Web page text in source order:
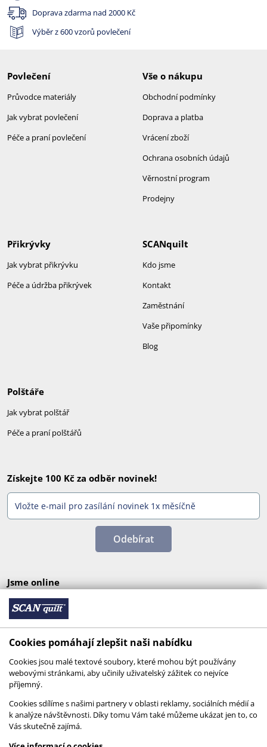
Doprava zdarma nad 2000 Kč
Výběr z 600 vzorů povlečení
Povlečení
Průvodce materiály
Jak vybrat povlečení
Péče a praní povlečení
Vše o nákupu
Obchodní podmínky
Doprava a platba
Vrácení zboží
Ochrana osobních údajů
Věrnostní program
Prodejny
SCANquilt
Kdo jsme
Kontakt
Zaměstnání
Vaše připomínky
Blog
Přikrývky
Jak vybrat přikrývku
Péče a údržba přikrývek
Polštáře
Jak vybrat polštář
Péče a praní polštářů
Získejte 100 Kč za odběr novinek!
Odebírat
Jsme online
© 2026 SCANquilt - všechna práva vyhrazena
Cookies pomáhají zlepšit naši nabídku
Cookies jsou malé textové soubory, které mohou být používány
webovými stránkami, aby učinily uživatelský zážitek co nejvíce
příjemný.
Cookies sdílíme s našimi partnery v oblasti reklamy, sociálních médií a
k analýze návštěvnosti. Díky tomu Vám také můžeme ukázat jen to, co
Vás skutečně zajímá.